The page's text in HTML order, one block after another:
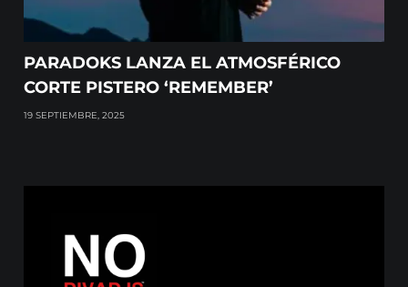
PARADOKS LANZA EL ATMOSFÉRICO
CORTE PISTERO ‘REMEMBER’
19 SEPTIEMBRE, 2025